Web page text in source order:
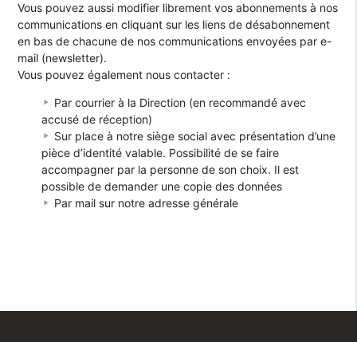
Vous pouvez aussi modifier librement vos abonnements à nos
communications en cliquant sur les liens de désabonnement
en bas de chacune de nos communications envoyées par e-
mail (newsletter).
Vous pouvez également nous contacter :
Par courrier à la Direction (en recommandé avec
accusé de réception)
Sur place à notre siège social avec présentation d’une
pièce d’identité valable. Possibilité de se faire
accompagner par la personne de son choix. Il est
possible de demander une copie des données
Par mail sur notre adresse générale